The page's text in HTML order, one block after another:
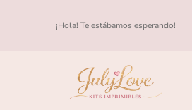
¡Hola! Te estábamos esperando!